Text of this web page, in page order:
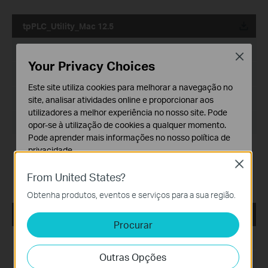
tpPLC_Utility_Mac 12.5
Idioma:Multi-Idiomas
Tamanho:3.95 MB
Sistema operativo: Mac OS 12.5
Modification and bug fixes:
PG2400P/PG2405P/PG1200;
Support the newest MACOS System(Monterey 12.5)
tpPLC_ Utility _Windows 7/8/8.1/10/11
Data de Publicação:2022-06-27
Idioma: Multi-Idiomas
From United States?
Obtenha produtos, eventos e serviços para a sua região.
Procurar
Outras Opções
Close
Your Privacy Choices
Este site utiliza cookies para melhorar a navegação no
site, analisar atividades online e proporcionar aos
utilizadores a melhor experiência no nosso site. Pode
opor-se à utilização de cookies a qualquer momento.
Pode aprender mais informações no nosso política de
privacidade.
Os cookies são necessários para o funcionamento do
website e não podem ser desativados nos seus
Cookies de Análise e Marketing
Os cookies de analise permite-nos analisar as suas
atividades no nosso website para melhorar e ajustar a
Close